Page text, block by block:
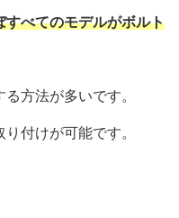
すべてのモデルがボルト
方法が多いです。
付けが可能です。